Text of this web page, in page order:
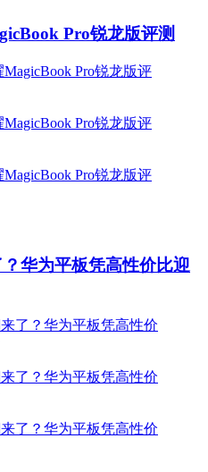
Pro锐龙版评测
华为平板凭高性价比迎